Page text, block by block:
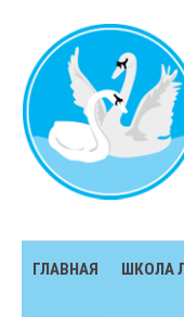
ГЛАВНАЯ ШКОЛА